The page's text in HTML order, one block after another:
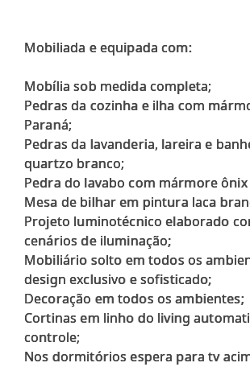
Mobiliada e equipada com:
Mobília sob medida completa;
Pedras da cozinha e ilha com
Paraná;
Pedras da lavanderia, lareira e
quartzo branco;
Pedra do lavabo com mármore
Mesa de bilhar em pintura laca
Projeto luminotécnico elaborado
cenários de iluminação;
Mobiliário solto em todos os
design exclusivo e sofisticado;
Decoração em todos os ambientes;
Cortinas em linho do living
controle;
Nos dormitórios espera para tv